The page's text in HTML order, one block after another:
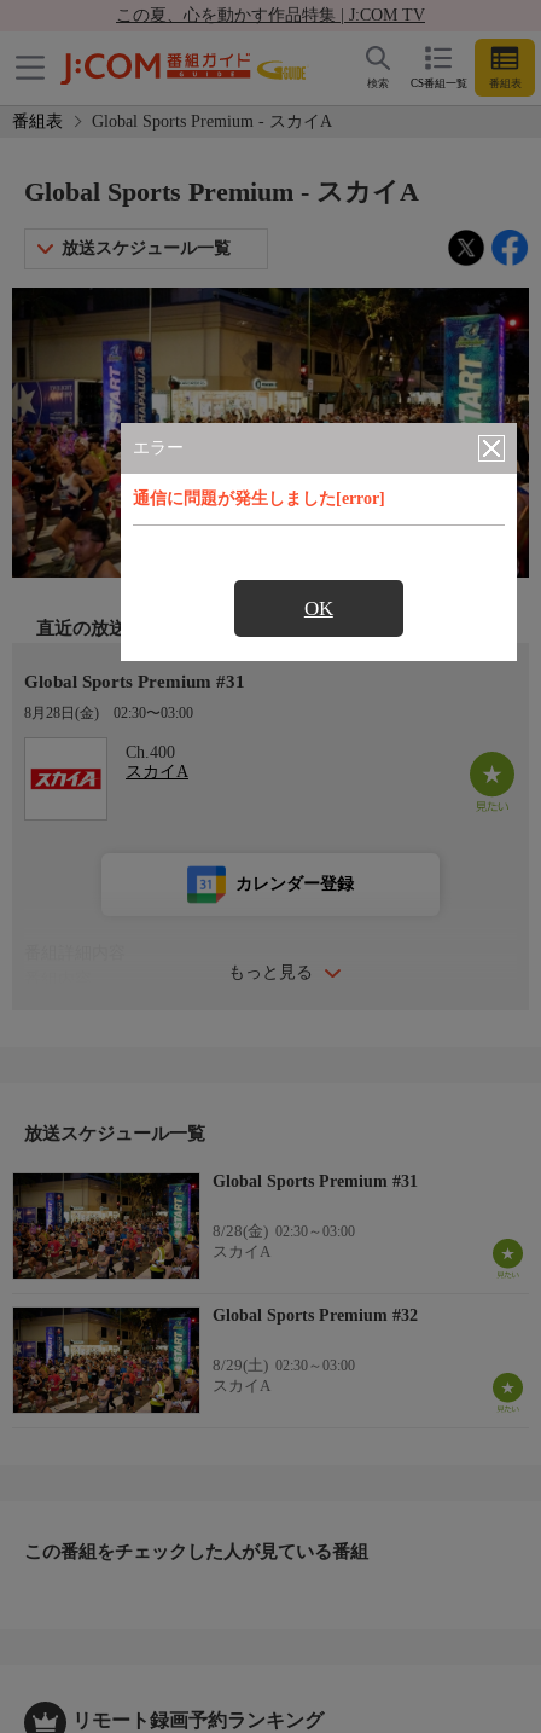
この夏、心を動かす作品特集 | J:COM TV
CS番組一覧 番組表
検索
番組表 Global Sports Premium - スカイA
エラー
通信に問題が発生しました[error]
OK
Global Sports Premium - スカイA
放送スケジュール一覧
直近の放送
Global Sports Premium #31
8月28日(金) 02:30〜03:00
Ch.400
スカイA
もっと見る
カレンダー登録
放送スケジュール一覧
Global Sports Premium #31
8/28(金) 02:30～03:00
スカイA
Global Sports Premium #32
8/29(土) 02:30～03:00
スカイA
この番組をチェックした人が見ている番組
リモート録画予約ランキング